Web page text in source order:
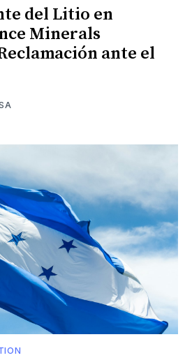
del Litio en
Minerals
ante el